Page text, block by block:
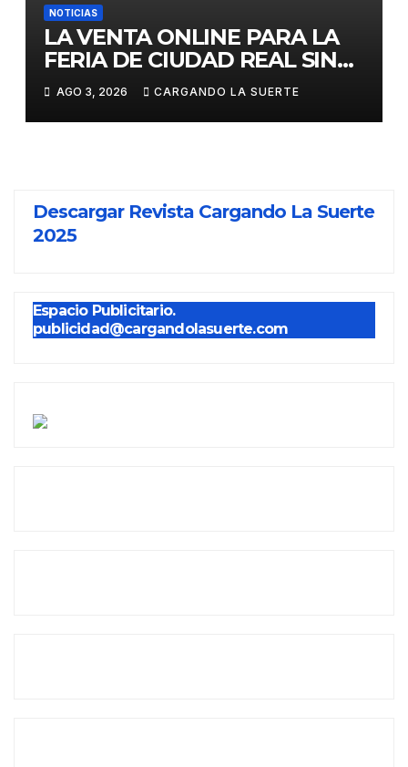
NOTICIAS
LA VENTA ONLINE PARA LA
FERIA DE CIUDAD REAL SIN
GASTOS DE GESTION HASTA
EL DOMINGO
AGO 3, 2026 CARGANDO LA SUERTE
Descargar Revista Cargando La Suerte
2025
Espacio Publicitario.
publicidad@cargandolasuerte.com